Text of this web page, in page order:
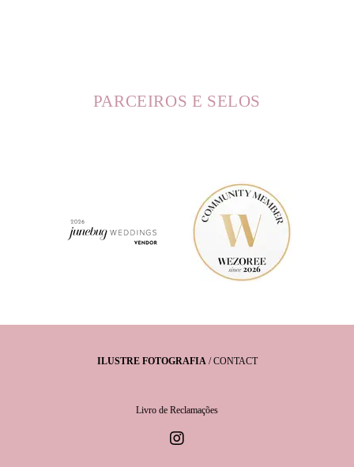
PARCEIROS E SELOS
ILUSTRE FOTOGRAFIA/CONTACT
Livro de Reclamações